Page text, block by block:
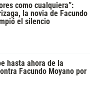
como cualquiera”:
la novia de Facundo
el silencio
hasta ahora de la
Facundo Moyano por